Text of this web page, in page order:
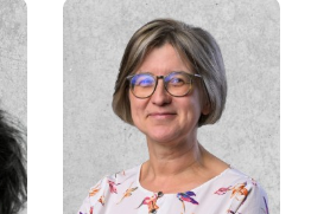
Grażyna Dzida